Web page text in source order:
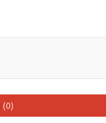
(0)